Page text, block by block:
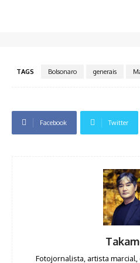
TAGS Bolsonaro generais
Facebook Twitter
Fotojornalista, artista